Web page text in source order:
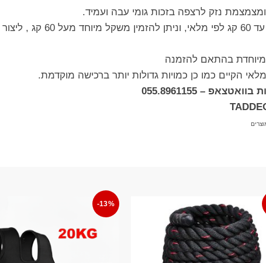
נזק לרצפה בזכות גומי עבה ועמיד.
מיוחדת בהתאם להזמנה
הקיים כמו כן כמויות גדולות יותר ברכישה מוקדמת.
– 055.8961155
-13%